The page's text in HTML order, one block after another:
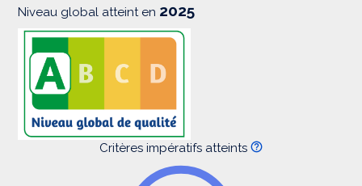
Niveau global atteint en 2025
Critères impératifs atteints